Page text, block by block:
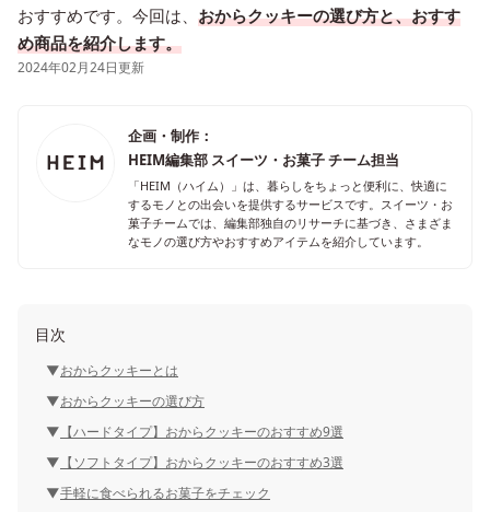
おすすめです。今回は、 おからクッキーの選び方と、おすす
め商品を紹介します。
2024年02月24日更新
企画・制作：
HEIM編集部 スイーツ・お菓子 チーム担当
「HEIM（ハイム）」は、暮らしをちょっと便利に、快適に
するモノとの出会いを提供するサービスです。スイーツ・お
菓子チームでは、編集部独自のリサーチに基づき、さまざま
なモノの選び方やおすすめアイテムを紹介しています。
目次
おからクッキーとは
おからクッキーの選び方
【ハードタイプ】おからクッキーのおすすめ9選
【ソフトタイプ】おからクッキーのおすすめ3選
手軽に食べられるお菓子をチェック